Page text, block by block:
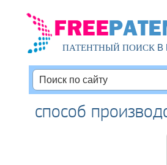
ПАТЕНТНЫЙ ПОИСКВ
способ